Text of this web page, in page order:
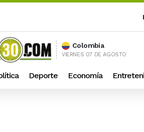
Colombia
VIERNES 07 DE AGOSTO
Deporte Economía